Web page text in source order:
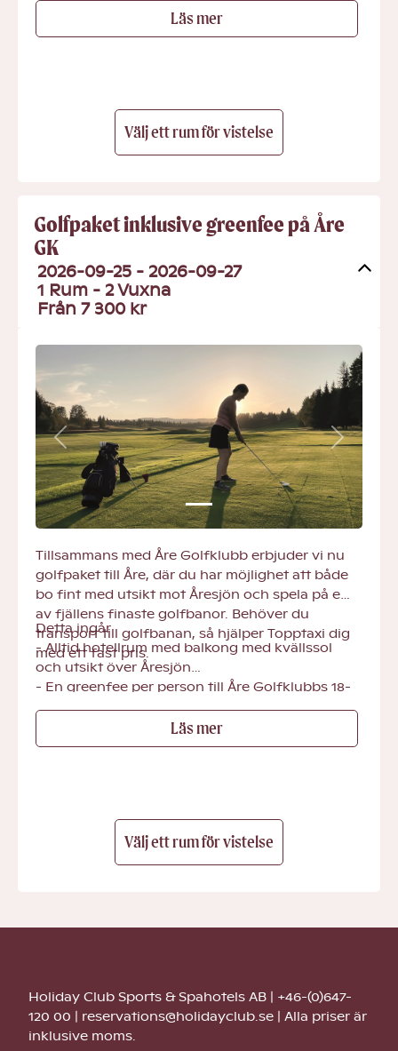
- Rabatterade kidsLAB aktiviteter
- Fjällfrukost
Läs mer
Välj ett rum för vistelse
Golfpaket inklusive greenfee på Åre
GK
2026-09-25 - 2026-09-27
1 Rum - 2Vuxna
Från 7 300 kr
Previous Next
Tillsammans med Åre Golfklubb erbjuder vi nu
golfpaket till Åre, där du har möjlighet att både
bo fint med utsikt mot Åresjön och spela på en
av fjällens finaste golfbanor. Behöver du
transport till golfbanan, så hjälper Topptaxi dig
med ett fast pris.
Detta ingår
- Alltid hotellrum med balkong med kvällssol
och utsikt över Åresjön
- En greenfee per person till Åre Golfklubbs 18-
hålsbana
- Köp till extra greenfee till rabatterat pris
- Aktivitetsbad
Läs mer
Välj ett rum för vistelse
Holiday Club Sports & Spahotels AB | +46-(0)647-
120 00 | reservations@holidayclub.se | Alla priser är
inklusive moms.